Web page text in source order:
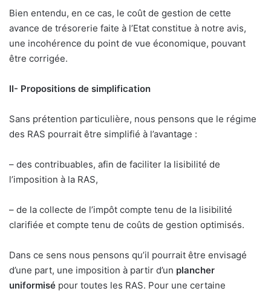
Bien entendu, en ce cas, le coût de gestion de cette
avance de trésorerie faite à l’Etat constitue à notre avis,
une incohérence du point de vue économique, pouvant
être corrigée.
II- Propositions de simplification
Sans prétention particulière, nous pensons que le régime
des RAS pourrait être simplifié à l’avantage :
– des contribuables, afin de faciliter la lisibilité de
l’imposition à la RAS,
– de la collecte de l’impôt compte tenu de la lisibilité
clarifiée et compte tenu de coûts de gestion optimisés.
Dans ce sens nous pensons qu’il pourrait être envisagé
d’une part, une imposition à partir d’un plancher
uniformisé pour toutes les RAS. Pour une certaine